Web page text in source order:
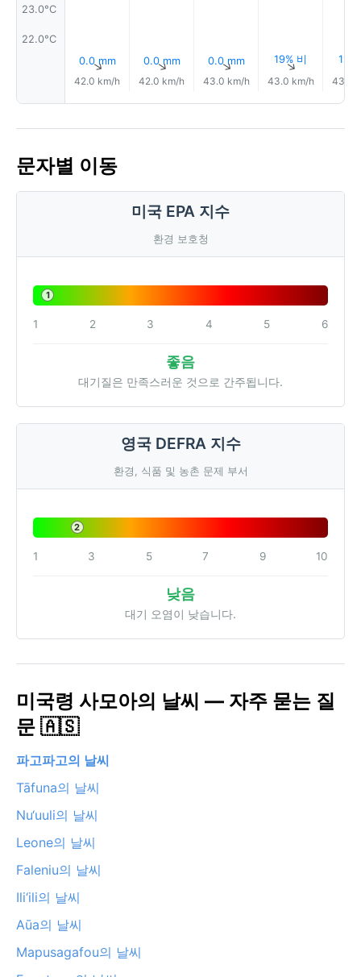
23.0°C
22.0°C
0.0 mm
↑
42.0 km/h
0.0 mm
↑
42.0 km/h
0.0 mm
↑
43.0 km/h
19% 비
↑
43.0 km/h
19%
43.0
문자별 이동
미국 EPA 지수
환경 보호청
1
1 2 3 4 5 6
좋음
대기질은 만족스러운 것으로 간주됩니다.
영국 DEFRA 지수
환경, 식품 및 농촌 문제 부서
2
1 3 5 7 9 10
낮음
대기 오염이 낮습니다.
미국령 사모아의 날씨 — 자주 묻는 질
문 🇦🇸
파고파고의 날씨
Tāfuna의 날씨
Nu‘uuli의 날씨
Leone의 날씨
Faleniu의 날씨
Ili‘ili의 날씨
Aūa의 날씨
Mapusagafou의 날씨